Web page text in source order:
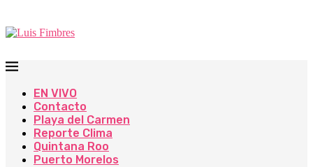
EN VIVO
Contacto
Playa del Carmen
Reporte Clima
Quintana Roo
Puerto Morelos